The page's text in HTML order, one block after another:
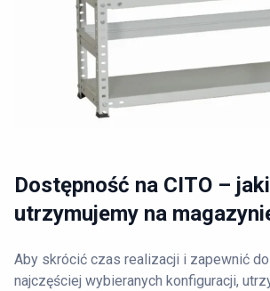
Dostępność na CITO –
utrzymujemy na
Aby skrócić czas realizacji i zapewnić
najczęściej wybieranych konfiguracji,